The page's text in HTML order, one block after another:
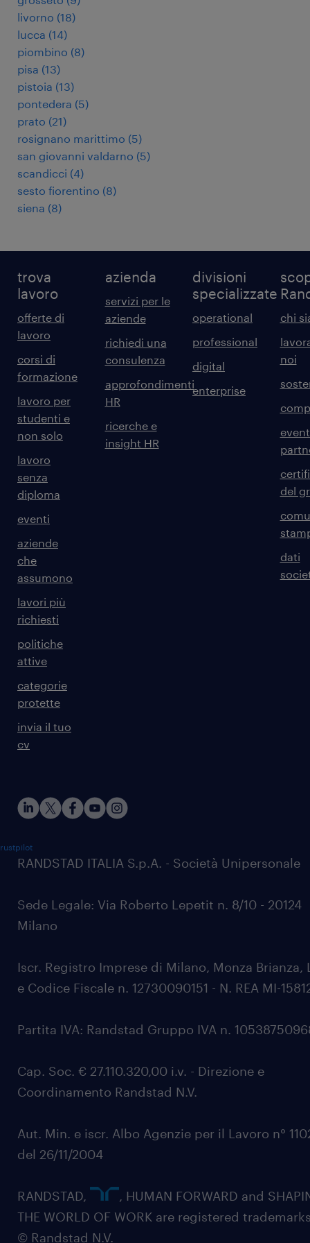
livorno (18)
lucca (14)
piombino (8)
pisa (13)
pistoia (13)
pontedera (5)
prato (21)
rosignano marittimo (5)
san giovanni valdarno (5)
scandicci (4)
sesto fiorentino (8)
siena (8)
trova
lavoro
offerte di
lavoro
corsi di
formazione
lavoro per
studenti e
non solo
lavoro
senza
diploma
eventi
aziende
che
assumono
lavori più
richiesti
politiche
attive
categorie
protette
invia il tuo
cv
azienda
servizi per le
aziende
richiedi una
consulenza
approfondimenti
HR
ricerche e
insight HR
divisioni
specializzate
operational
professional
digital
enterprise
chi
noi
del
dati
RANDSTAD ITALIA S.p.A. - Società Unipersonale
Sede Legale: Via Roberto Lepetit n. 8/10 - 20124
Milano
Iscr. Registro Imprese di Milano, Monza Brianza,
e Codice Fiscale n. 12730090151 - N. REA MI-
Partita IVA: Randstad Gruppo IVA n.
Cap. Soc. € 27.110.320,00 i.v. - Direzione e
Coordinamento Randstad N.V.
Aut. Min. e iscr. Albo Agenzie per il Lavoro n°
del 26/11/2004
RANDSTAD,
, HUMAN FORWARD and
THE WORLD OF WORK are registered
© Randstad N.V.